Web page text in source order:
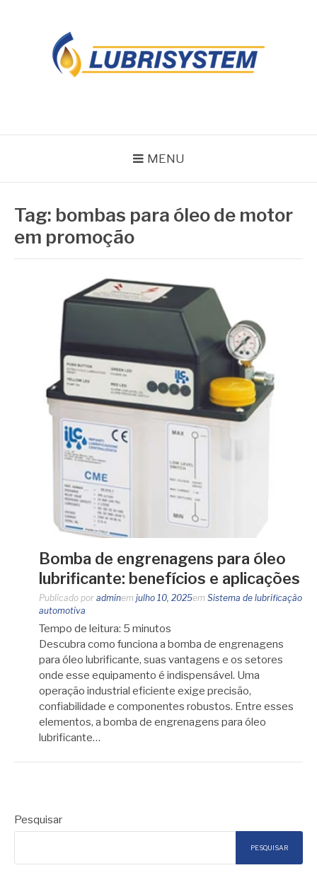
MENU
Tag: bombas para óleo de motor
em promoção
Bomba de engrenagens para óleo
lubrificante: benefícios e aplicações
Publicado por adminem julho 10, 2025em Sistema de lubrificação
automotiva
Tempo de leitura: 5 minutos
Descubra como funciona a bomba de engrenagens
para óleo lubrificante, suas vantagens e os setores
onde esse equipamento é indispensável. Uma
operação industrial eficiente exige precisão,
confiabilidade e componentes robustos. Entre esses
elementos, a bomba de engrenagens para óleo
lubrificante…
Pesquisar
PESQUISAR